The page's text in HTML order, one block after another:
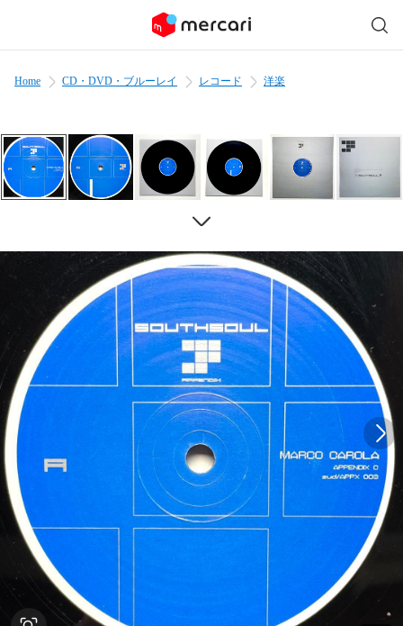
Home CD・DVD・ブルーレイ レコード 洋楽